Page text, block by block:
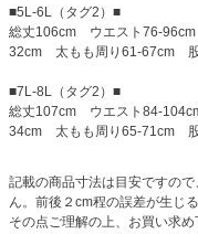
■5L-6L（タグ2）■
総丈106cm ウエスト76-
32cm 太もも周り61-67cm
■7L-8L（タグ2）■
総丈107cm ウエスト84-
34cm 太もも周り65-71cm
記載の商品寸法は目安ですの
ん。前後２cm程の誤差が生じ
その点ご理解の上、お買い求